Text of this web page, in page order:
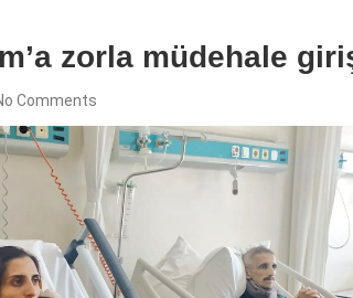
zorla müdehale
Comments